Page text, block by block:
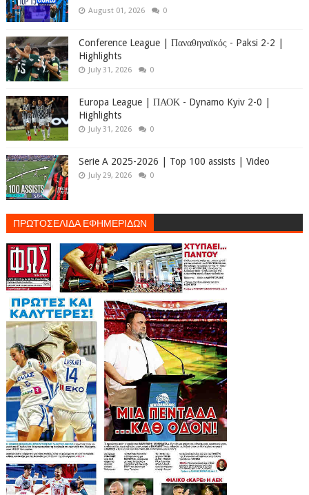
August 01, 2026 0
Conference League | Παναθηναϊκός - Paksi 2-2 |
Highlights
July 31, 2026 0
Europa League | ΠΑΟΚ - Dynamo Kyiv 2-0 |
Highlights
July 31, 2026 0
Serie A 2025-2026 | Top 100 assists | Video
July 29, 2026 0
ΠΡΩΤΟΣΕΛΙΔΑ ΕΦΗΜΕΡΙΔΩΝ